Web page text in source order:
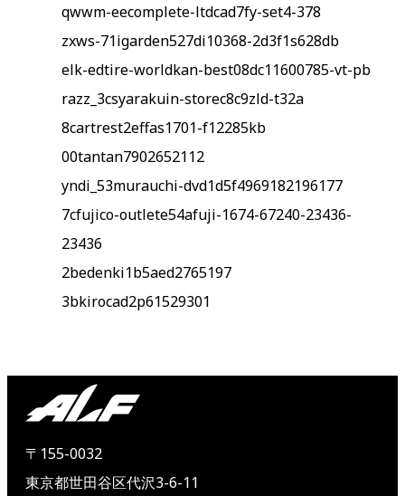
qwwm-eecomplete-ltdcad7fy-set4-378
zxws-71igarden527di10368-2d3f1s628db
elk-edtire-worldkan-best08dc11600785-vt-pb
razz_3csyarakuin-storec8c9zld-t32a
8cartrest2effas1701-f12285kb
00tantan7902652112
yndi_53murauchi-dvd1d5f4969182196177
7cfujico-outlete54afuji-1674-67240-23436-
23436
2bedenki1b5aed2765197
3bkirocad2p61529301
〒155-0032
東京都世田谷区代沢3-6-11